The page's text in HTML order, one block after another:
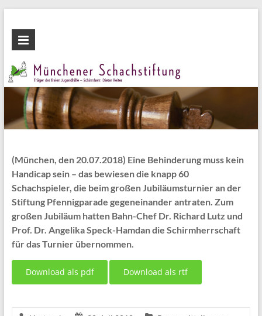
Inhalt
wechseln
Münchener
Schachstiftung
Fördern
durch
Schach
(München, den 20.07.2018) Eine Behinderung muss kein
Handicap sein – das bewiesen die knapp 60
Schachspieler, die beim großen Jubiläumsturnier an der
Stiftung Pfennigparade gegeneinander antraten. Zum
großen Jubiläum hatten Bahn-Chef Dr. Richard Lutz und
Prof. Dr. Angelika Speck-Hamdan die Schirmherrschaft
für das Turnier übernommen.
Download als pdf Download als rtf